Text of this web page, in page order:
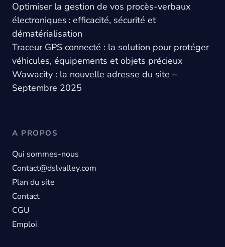
Optimiser la gestion de vos procès-verbaux
électroniques : efficacité, sécurité et
dématérialisation
Traceur GPS connecté : la solution pour protéger
véhicules, équipements et objets précieux
Wawacity : la nouvelle adresse du site –
Septembre 2025
A PROPOS
Qui sommes-nous
Contact@dslvalley.com
Plan du site
Contact
CGU
Emploi